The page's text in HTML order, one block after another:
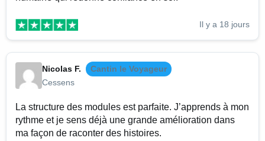
Il y a 18 jours
Nicolas F.
Cantin le Voyageur
Cessens
La structure des modules est parfaite. J’apprends à mon
rythme et je sens déjà une grande amélioration dans
ma façon de raconter des histoires.